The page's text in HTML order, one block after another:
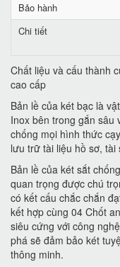
Bảo hành
Chi tiết
Chất liệu và cấu thành
cao cấp
Bản lề của két bạc là
Inox bên trong gắn sâu
chống mọi hình thức
lưu trữ tài liệu hồ sơ, tài
Bản lề của két sắt
quan trọng được chú
có kết cấu chắc chắn
kết hợp cùng 04 Chốt
siêu cứng với công
phá sẽ đảm bảo két
thông minh.